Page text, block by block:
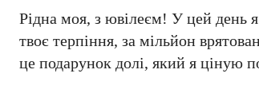
Рідна моя, з ювілеєм! У цей день
твоє терпіння, за мільйон
це подарунок долі, який я ціную